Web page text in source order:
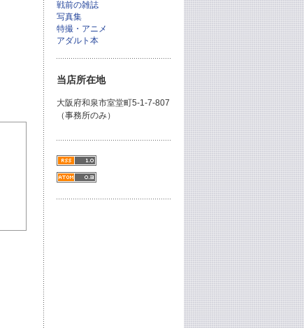
戦前の雑誌
写真集
特撮・アニメ
アダルト本
当店所在地
大阪府和泉市室堂町5-1-7-807
（事務所のみ）